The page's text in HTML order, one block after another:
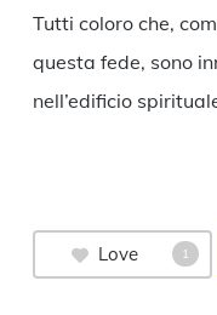
Tutti coloro che,
questa fede, sono
nell’edificio
Love 1